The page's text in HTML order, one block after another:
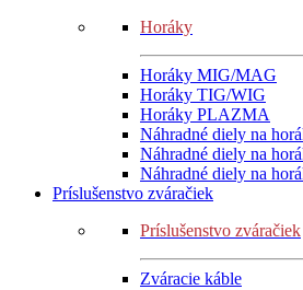
Horáky
Horáky MIG/MAG
Horáky TIG/WIG
Horáky PLAZMA
Náhradné diely na
Náhradné diely na
Náhradné diely na
Príslušenstvo zváračiek
Príslušenstvo zváračiek
Zváracie káble